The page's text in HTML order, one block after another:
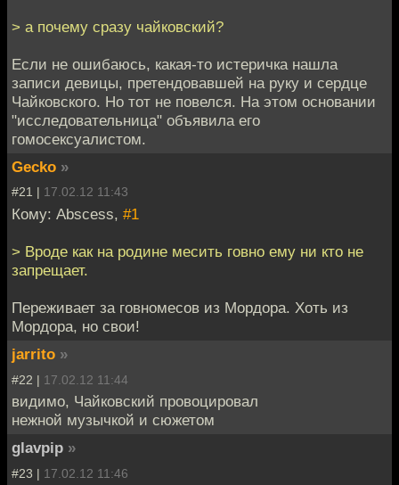
> а почему сразу чайковский?
Если не ошибаюсь, какая-то истеричка нашла
записи девицы, претендовавшей на руку и сердце
Чайковского. Но тот не повелся. На этом основании
"исследовательница" объявила его
гомосексуалистом.
Gecko »
#21 | 17.02.12 11:43
Кому: Abscess, #1
> Вроде как на родине месить говно ему ни кто не
запрещает.
Переживает за говномесов из Мордора. Хоть из
Мордора, но свои!
jarrito »
#22 | 17.02.12 11:44
видимо, Чайковский провоцировал
нежной музычкой и сюжетом
glavpip »
#23 | 17.02.12 11:46